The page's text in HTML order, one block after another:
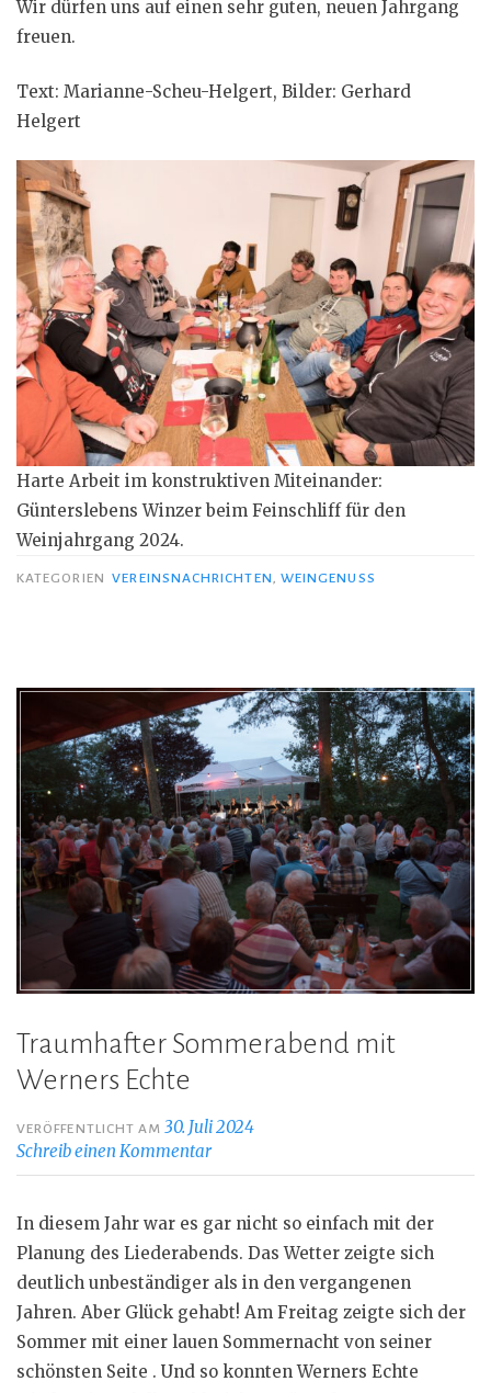
Wir dürfen uns auf einen sehr guten, neuen Jahrgang
freuen.
Text: Marianne-Scheu-Helgert, Bilder: Gerhard
Helgert
Harte Arbeit im konstruktiven Miteinander:
Günterslebens Winzer beim Feinschliff für den
Weinjahrgang 2024.
KATEGORIEN VEREINSNACHRICHTEN, WEINGENUSS
Traumhafter Sommerabend mit
Werners Echte
VERÖFFENTLICHT AM30. Juli 2024
Schreib einen Kommentar
In diesem Jahr war es gar nicht so einfach mit der
Planung des Liederabends. Das Wetter zeigte sich
deutlich unbeständiger als in den vergangenen
Jahren. Aber Glück gehabt! Am Freitag zeigte sich der
Sommer mit einer lauen Sommernacht von seiner
schönsten Seite . Und so konnten Werners Echte